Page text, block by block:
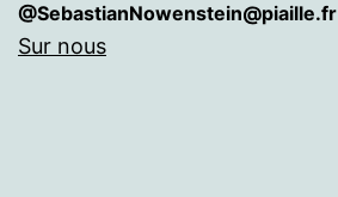
@SebastianNowenstein@piaille.fr
Sur nous